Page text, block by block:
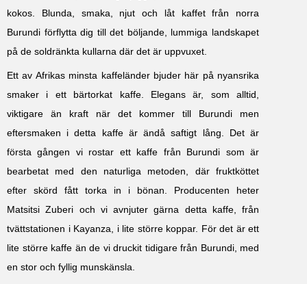
kokos. Blunda, smaka, njut och låt kaffet från norra
Burundi förflytta dig till det böljande, lummiga landskapet
på de soldränkta kullarna där det är uppvuxet.
Ett av Afrikas minsta kaffeländer bjuder här på nyansrika
smaker i ett bärtorkat kaffe. Elegans är, som alltid,
viktigare än kraft när det kommer till Burundi men
eftersmaken i detta kaffe är ändå saftigt lång. Det är
första gången vi rostar ett kaffe från Burundi som är
bearbetat med den naturliga metoden, där fruktköttet
efter skörd fått torka in i bönan. Producenten heter
Matsitsi Zuberi och vi avnjuter gärna detta kaffe, från
tvättstationen i Kayanza, i lite större koppar. För det är ett
lite större kaffe än de vi druckit tidigare från Burundi, med
en stor och fyllig munskänsla.